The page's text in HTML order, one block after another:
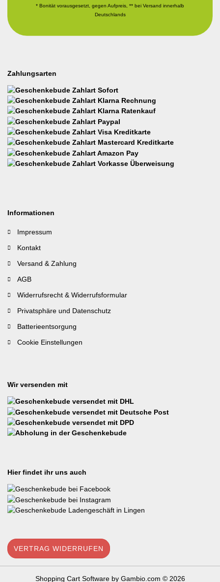
* Bonität vorausgesetzt, gegen Aufpreis, ** bei Versand innerhalb
Deutschlands
Zahlungsarten
Informationen
Impressum
Kontakt
Versand & Zahlung
AGB
Widerrufsrecht & Widerrufsformular
Privatsphäre und Datenschutz
Batterieentsorgung
Cookie Einstellungen
Wir versenden mit
Hier findet ihr uns auch
VERTRAG WIDERRUFEN
Shopping Cart Softwareby Gambio.com © 2026